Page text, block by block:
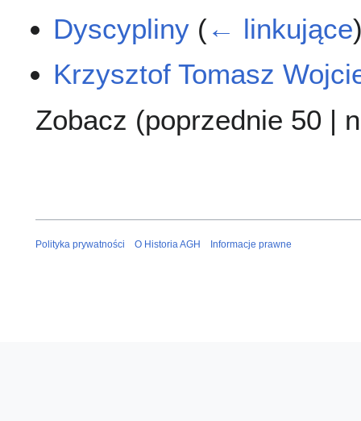
Dyscypliny (← linkujące
Krzysztof Tomasz
Zobacz (poprzednie 50 |
Polityka prywatności O Historia AGH Informacje prawne